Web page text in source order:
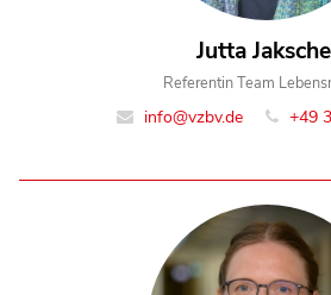
Jutta Jaksche
Referentin Team
info@vzbv.de +49